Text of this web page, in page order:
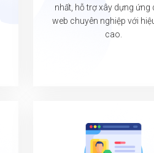
nhất, hỗ trợ xây dựng ứng
web chuyên nghiệp với
cao.